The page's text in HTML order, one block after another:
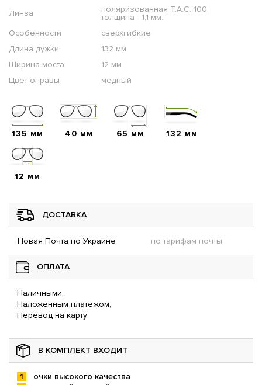
Линза
поляризованная T.A.C. 100,
толщина - 1,1 мм.
Особенности
сверхгибкие
Длина дужки
132 мм
Ширина моста
12 мм
Цвет оправы
медный
135 мм 40 мм 65 мм 132 мм
12 мм
ДОСТАВКА
Новая Почта по Украине по тарифам почты
ОПЛАТА
Наличными,
Наложенным платежом,
Перевод на карту
В КОМПЛЕКТ ВХОДИТ
очки высокого качества